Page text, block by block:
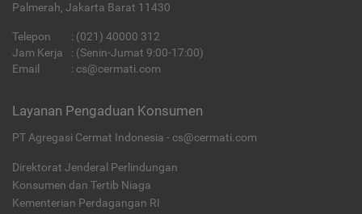
Palmerah, Jakarta Barat 11430
Telepon : (021) 40000 312
Jam Kerja
: (Senin-Jumat 9:00-17:00)
Email
: cs@cermati.com
Layanan Pengaduan Konsumen
PT Agregasi Cermat Indonesia - cs@cermati.com
Direktorat Jenderal Perlindungan
Konsumen dan Tertib Niaga
Kementerian Perdagangan RI